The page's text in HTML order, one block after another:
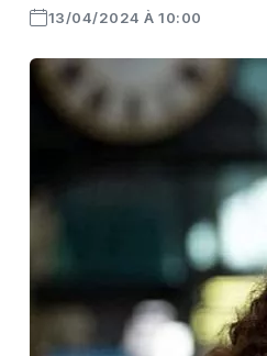
13/04/2024 À 10:00